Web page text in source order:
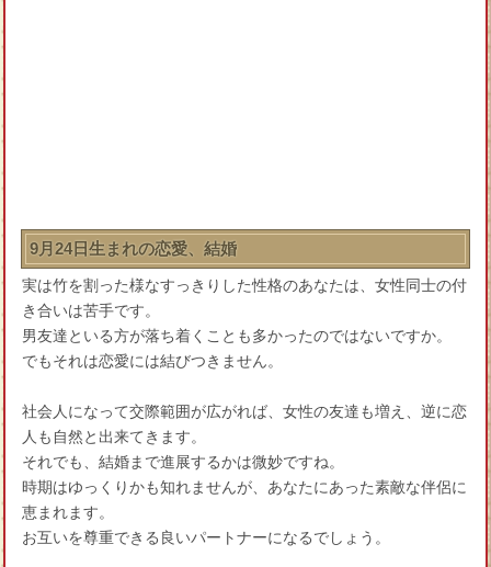
9月24日生まれの恋愛、結婚
実は竹を割った様なすっきりした性格のあなたは、女性同士の付
き合いは苦手です。
男友達といる方が落ち着くことも多かったのではないですか。
でもそれは恋愛には結びつきません。
社会人になって交際範囲が広がれば、女性の友達も増え、逆に恋
人も自然と出来てきます。
それでも、結婚まで進展するかは微妙ですね。
時期はゆっくりかも知れませんが、あなたにあった素敵な伴侶に
恵まれます。
お互いを尊重できる良いパートナーになるでしょう。